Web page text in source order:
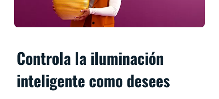
Controla la iluminación
inteligente como desees